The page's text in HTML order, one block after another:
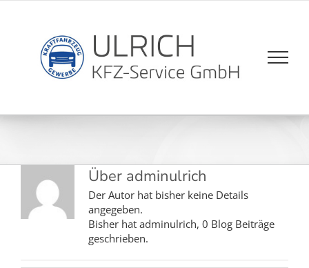
Über adminulrich
Der Autor hat bisher keine Details
angegeben.
Bisher hat adminulrich, 0 Blog Beiträge
geschrieben.